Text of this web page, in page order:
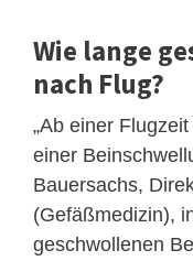
Wie lange
nach Flug?
„Ab einer
einer
Bauersachs,
(Gefäßmedizin),
geschwollenen